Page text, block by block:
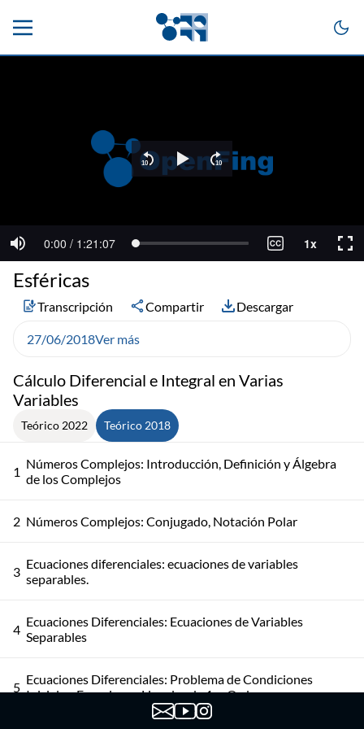
Cálculo Diferencial e Integral en Varias
Variables
Teórico 2022 Teórico 2018
1 Números Complejos: Introducción, Definición y Álgebra
de los Complejos
2 Números Complejos: Conjugado, Notación Polar
3 Ecuaciones diferenciales: ecuaciones de variables
separables.
4 Ecuaciones Diferenciales: Ecuaciones de Variables
Separables
5 Ecuaciones Diferenciales: Problema de Condiciones
Iniciales. Ecuaciones Lineales de 1er Orden
Esféricas
Transcripción Compartir Descargar
27/06/2018Ver más